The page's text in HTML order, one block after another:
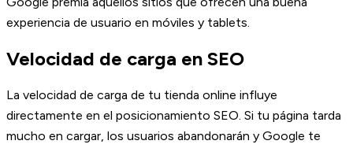
experiencia de usuario en móviles y tablets.
Velocidad de carga en SEO
La velocidad de carga de tu tienda online influye
directamente en el posicionamiento SEO. Si tu página tarda
mucho en cargar, los usuarios abandonarán y Google te